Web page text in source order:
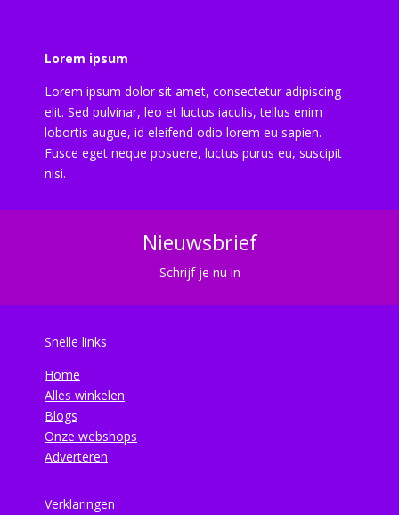
Lorem ipsum
Lorem ipsum dolor sit amet, consectetur adipiscing
elit. Sed pulvinar, leo et luctus iaculis, tellus enim
lobortis augue, id eleifend odio lorem eu sapien.
Fusce eget neque posuere, luctus purus eu, suscipit
nisi.
Nieuwsbrief
Schrijf je nu in
Snelle links
Home
Alles winkelen
Blogs
Onze webshops
Adverteren
Verklaringen